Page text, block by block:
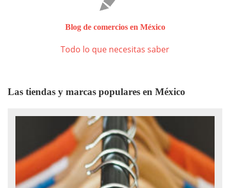
Blog de comercios en México
Todo lo que necesitas saber
Las tiendas y marcas populares en México